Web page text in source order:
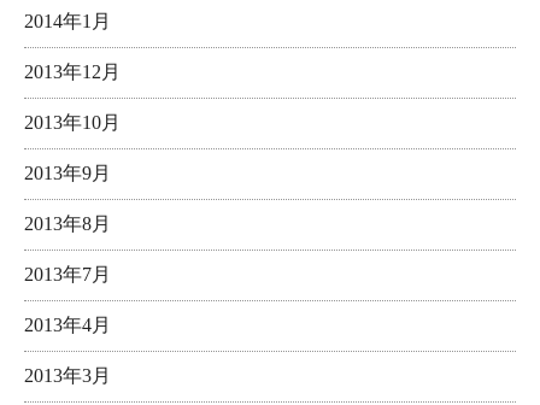
2014年1月
2013年12月
2013年10月
2013年9月
2013年8月
2013年7月
2013年4月
2013年3月